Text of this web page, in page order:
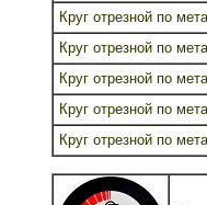
Круг отрезной по
Круг отрезной по
Круг отрезной по
Круг отрезной по
Круг отрезной по